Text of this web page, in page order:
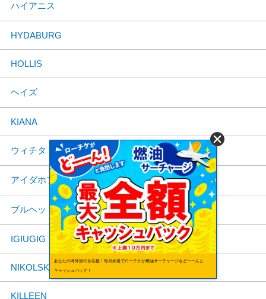
ハイアニス
HYDABURG
HOLLIS
ヘイズ
KIANA
ウィチタ
アイダホフォールズ
ブルヘッドシティ
IGIUGIG
NIKOLSKI
KILLEEN
あなたの海外旅行を応援！毎月抽選でローチケが燃油サーチャージをどーーんと
キャッシュバック！